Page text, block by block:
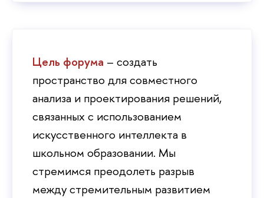
Цель форума – создать
пространство для совместного
анализа и проектирования решений,
связанных с использованием
искусственного интеллекта
школьном образовании. Мы
стремимся преодолеть разры
между стремительным развитием